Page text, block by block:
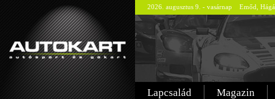
2026. augusztus 9. - vasárnap Emőd,
Lapcsalád Magazin